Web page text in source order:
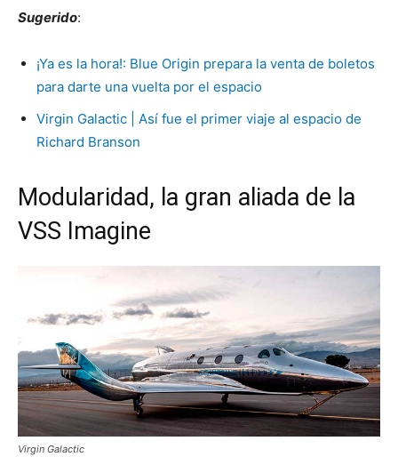
Sugerido:
¡Ya es la hora!: Blue Origin prepara la venta de boletos
para darte una vuelta por el espacio
Virgin Galactic | Así fue el primer viaje al espacio de
Richard Branson
Modularidad, la gran aliada de la
VSS Imagine
Virgin Galactic